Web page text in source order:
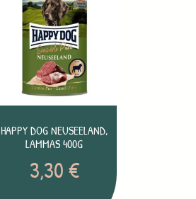
HAPPY DOG NEUSEELAND,
LAMMAS 400G
3,30€